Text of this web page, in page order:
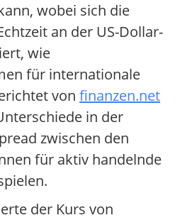
wobei sich die
an der US-Dollar-
wie
für internationale
von finanzen.net
in der
zwischen den
für aktiv handelnde
der Kurs von